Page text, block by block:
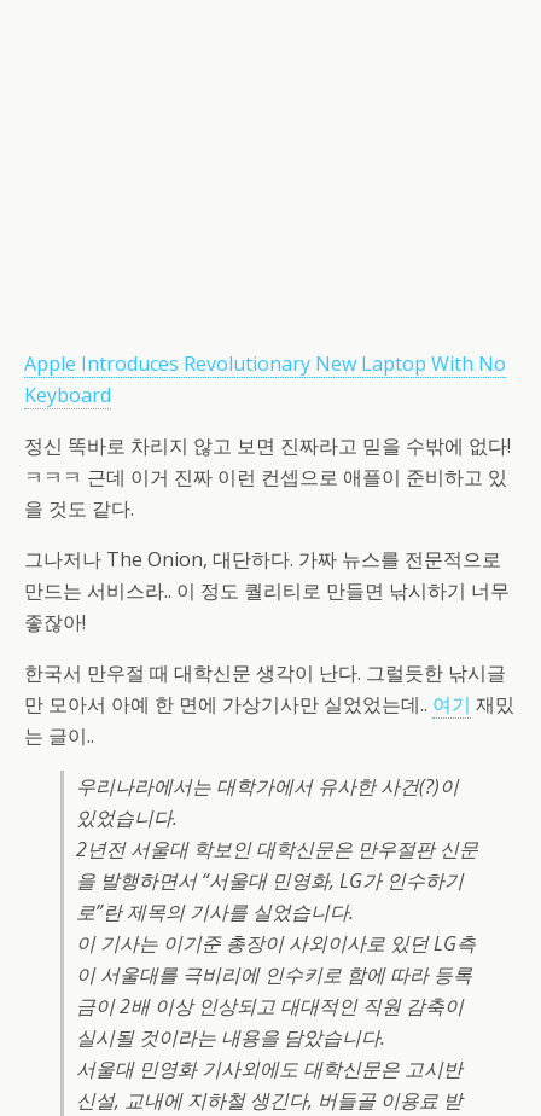
Apple Introduces Revolutionary New Laptop With No
Keyboard
정신 똑바로 차리지 않고 보면 진짜라고 믿을 수밖에 없다!
ㅋㅋㅋ 근데 이거 진짜 이런 컨셉으로 애플이 준비하고 있
을 것도 같다.
그나저나 The Onion, 대단하다. 가짜 뉴스를 전문적으로
만드는 서비스라.. 이 정도 퀄리티로 만들면 낚시하기 너무
좋잖아!
한국서 만우절 때 대학신문 생각이 난다. 그럴듯한 낚시글
만 모아서 아예 한 면에 가상기사만 실었었는데.. 여기 재밌
는 글이..
우리나라에서는 대학가에서 유사한 사건(?)이
있었습니다.
2년전 서울대 학보인 대학신문은 만우절판 신문
을 발행하면서 “서울대 민영화, LG가 인수하기
로”란 제목의 기사를 실었습니다.
이 기사는 이기준 총장이 사외이사로 있던 LG측
이 서울대를 극비리에 인수키로 함에 따라 등록
금이 2배 이상 인상되고 대대적인 직원 감축이
실시될 것이라는 내용을 담았습니다.
서울대 민영화 기사외에도 대학신문은 고시반
신설, 교내에 지하철 생긴다, 버들골 이용료 받